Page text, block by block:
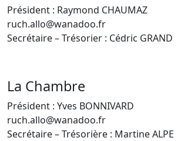
Président : Raymond CHAUMAZ
ruch.allo@wanadoo.fr
Secrétaire – Trésorier : Cédric GRAND
La Chambre
Président : Yves BONNIVARD
ruch.allo@wanadoo.fr
Secrétaire – Trésorière : Martine ALPE